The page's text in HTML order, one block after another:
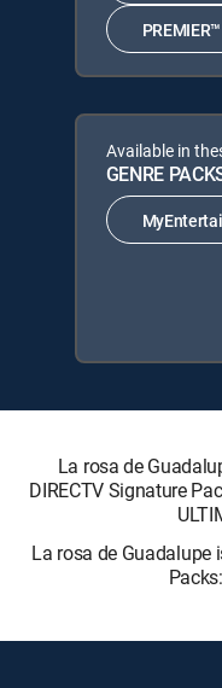
PREMIER™
Available in
GENRE
La rosa de
DIRECTV Signature
La rosa de Guadalupe